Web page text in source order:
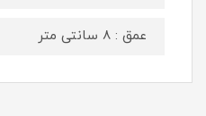
عمق : 8 سانتی متر